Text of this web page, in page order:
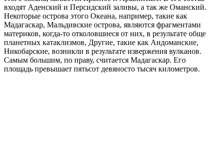
входят Аденский и Персидский заливы, а так же Оманский.
Некоторые острова этого Океана, например, такие как
Мадагаскар, Мальдивские острова, являются фрагментами
материков, когда-то отколовшиеся от них, в результате обще
планетных катаклизмов, Другие, такие как Андоманские,
Никобарские, возникли в результате извержения вулканов.
Самым большим, по праву, считается Мадагаскар. Его
площадь превышает пятьсот девяносто тысяч километров.